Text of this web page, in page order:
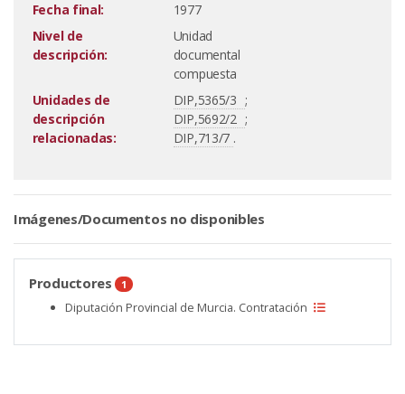
Fecha final:
1977
Nivel de
descripción:
Unidad
documental
compuesta
Unidades de
descripción
relacionadas:
DIP,5365/3 ;
DIP,5692/2 ;
DIP,713/7 .
Imágenes/Documentos no disponibles
Productores 1
Diputación Provincial de Murcia. Contratación